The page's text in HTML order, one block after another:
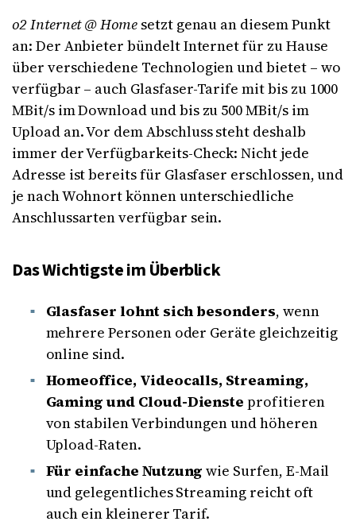
o2 Internet @ Home setzt genau an diesem Punkt
an: Der Anbieter bündelt Internet für zu Hause
über verschiedene Technologien und bietet – wo
verfügbar – auch Glasfaser-Tarife mit bis zu 1000
MBit/s im Download und bis zu 500 MBit/s im
Upload an. Vor dem Abschluss steht deshalb
immer der Verfügbarkeits-Check: Nicht jede
Adresse ist bereits für Glasfaser erschlossen, und
je nach Wohnort können unterschiedliche
Anschlussarten verfügbar sein.
Das Wichtigste im Überblick
Glasfaser lohnt sich besonders, wenn
mehrere Personen oder Geräte gleichzeitig
online sind.
Homeoffice, Videocalls, Streaming,
Gaming und Cloud-Dienste profitieren
von stabilen Verbindungen und höheren
Upload-Raten.
Für einfache Nutzung wie Surfen, E-Mail
und gelegentliches Streaming reicht oft
auch ein kleinerer Tarif.